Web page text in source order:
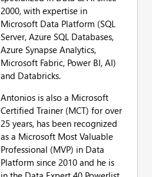
2000, with expertise in
Microsoft Data Platform (SQL
Server, Azure SQL Databases,
Azure Synapse Analytics,
Microsoft Fabric, Power BI, AI)
and Databricks.
Antonios is also a Microsoft
Certified Trainer (MCT) for over
25 years, has been recognized
as a Microsoft Most Valuable
Professional (MVP) in Data
Platform since 2010 and he is